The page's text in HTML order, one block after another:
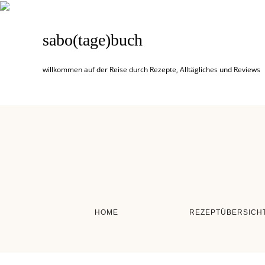
sabo(tage)buch
willkommen auf der Reise durch Rezepte, Alltägliches und Reviews
HOME